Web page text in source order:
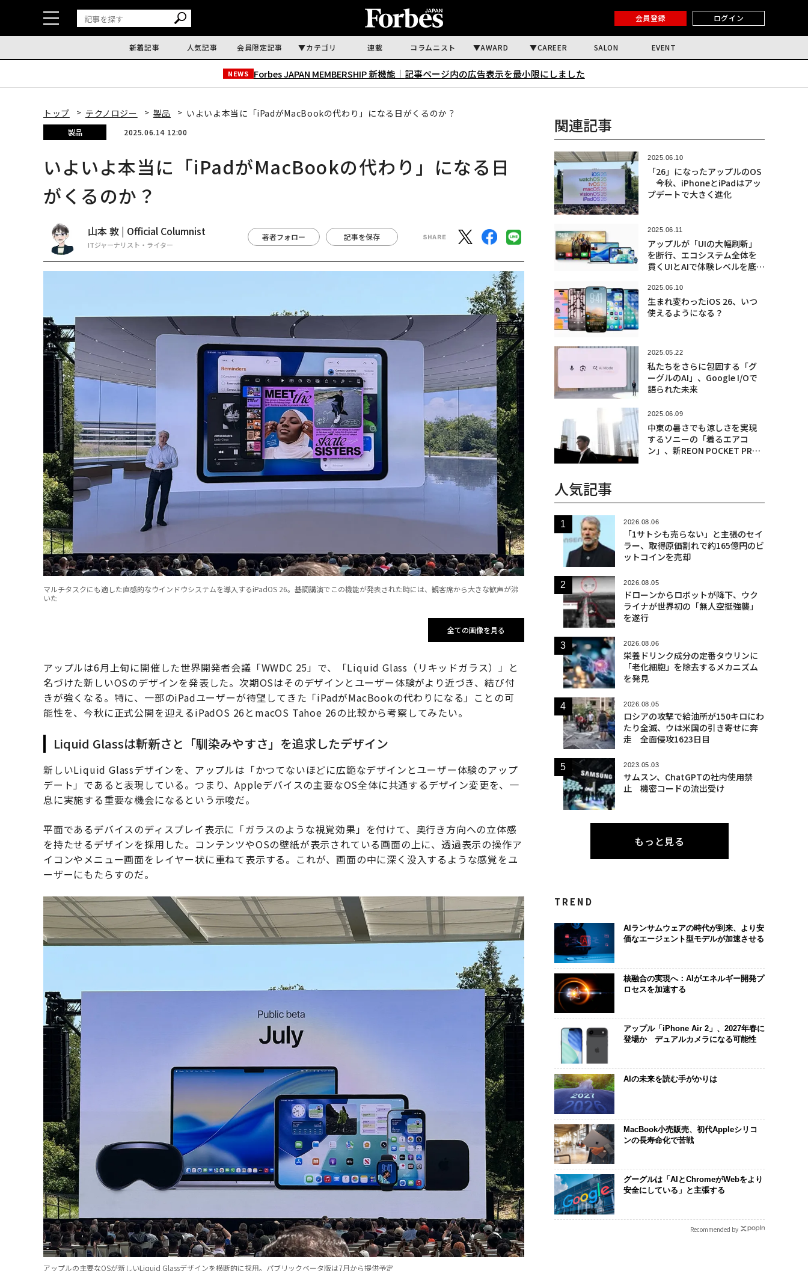
会員登録 ログイン
新着記事 人気記事 会員限定記事 カテゴリ 連載 コラムニスト AWARD CAREER SALON EVENT
NEWS Forbes JAPAN MEMBERSHIP 新機能｜ 記事ページ内の広告表示を最小限にしました
トップ テクノロジー 製品 いよいよ本当に「iPadがMacBookの代わり」になる日がくるのか？
製品 2025.06.14 12:00
いよいよ本当に「iPadがMacBookの代わり」になる日
がくるのか？
山本 敦 | Official Columnist
ITジャーナリスト・ライター
著者フォロー 記事を保存
マルチタスクにも適した直感的なウインドウシステムを導入するiPadOS 26。基調講演でこの機能が発表された時には、観客席から大きな歓声が沸
いた
全ての画像を見る
アップルは6月上旬に開催した世界開発者会議「WWDC 25」で、「Liquid Glass（リキッドガラス）」と
名づけた新しいOSのデザインを発表した。次期OSはそのデザインとユーザー体験がより近づき、結び付
きが強くなる。特に、一部のiPadユーザーが待望してきた「iPadがMacBookの代わりになる」ことの可
能性を、今秋に正式公開を迎えるiPadOS 26とmacOS Tahoe 26の比較から考察してみたい。
Liquid Glassは斬新さと「馴染みやすさ」を追求したデザイン
新しいLiquid Glassデザインを、アップルは「かつてないほどに広範なデザインとユーザー体験のアップ
デート」であると表現している。つまり、Appleデバイスの主要なOS全体に共通するデザイン変更を、一
息に実施する重要な機会になるという示唆だ。
平面であるデバイスのディスプレイ表示に「ガラスのような視覚効果」を付けて、奥行き方向への立体感
を持たせるデザインを採用した。コンテンツやOSの壁紙が表示されている画面の上に、透過表示の操作ア
イコンやメニュー画面をレイヤー状に重ねて表示する。これが、画面の中に深く没入するような感覚をユ
ーザーにもたらすのだ。
アップルの主要なOSが新しいLiquid Glassデザインを横断的に採用。パブリックベータ版は7月から提供予定
関連記事
2025.06.10
「26」になったアップルのOS
今秋、iPhoneとiPadはアッ
プデートで大きく進化
2025.06.11
アップルが「UIの大幅刷新」
を断行、エコシステム全体を
貫くUIとAIで体験レベルを底上
2025.06.10
生まれ変わったiOS 26、いつ
使えるようになる？
2025.05.22
私たちをさらに包囲する「グ
ーグルのAI」、Google I/Oで
語られた未来
2025.06.09
中東の暑さでも涼しさを実現
するソニーの「着るエアコ
ン」、新REON POCKET PRO
人気記事
2026.08.06
「1サトシも売らない」と主張のセイ
ラー、取得原価割れで約165億円のビ
ットコインを売却
2026.08.05
ドローンからロボットが降下、ウク
ライナが世界初の「無人空挺強襲」
を遂行
2026.08.06
栄養ドリンク成分の定番タウリンに
「老化細胞」を除去するメカニズム
を発見
2026.08.05
ロシアの攻撃で給油所が150キロにわ
たり全滅、ウは米国の引き寄せに奔
走 全面侵攻1623日目
2023.05.03
サムスン、ChatGPTの社内使用禁
止 機密コードの流出受け
もっと見る
TREND
AIランサムウェアの時代が到来、より安
価なエージェント型モデルが加速させる
核融合の実現へ：AIがエネルギー開発プ
ロセスを加速する
アップル「iPhone Air 2」、2027年春に
登場か デュアルカメラになる可能性
AIの未来を読む手がかりは
MacBook小売販売、初代Appleシリコ
ンの長寿命化で苦戦
グーグルは「AIとChromeがWebをより
安全にしている」と主張する
Recommended by